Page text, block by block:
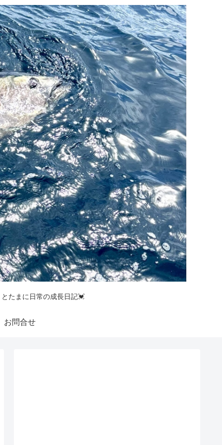
たまに日常の成長日記💓
お問合せ